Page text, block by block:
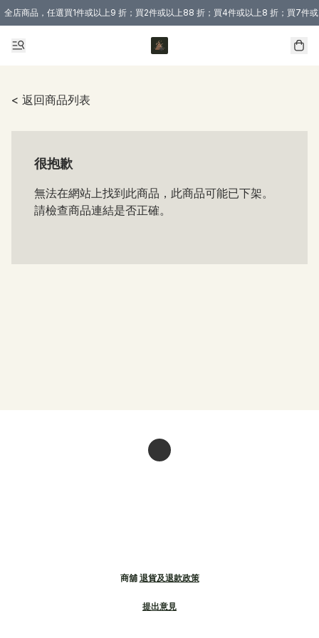
全店商品，任選買1件或以上9 折；買2件或以上88 折；買4件或以上8 折；買7件
購買 3 件商品或以上即享免運費優惠！（適用於 本地送貨、本地取貨 )
< 返回商品列表
很抱歉
無法在網站上找到此商品，此商品可能已下架。
請檢查商品連結是否正確。
商舖 退貨及退款政策
提出意見